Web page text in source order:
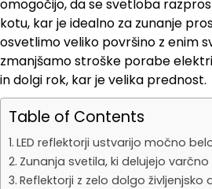
omogočijo, da se svetloba
kotu, kar je idealno za zunanje
osvetlimo veliko površino z enim
zmanjšamo stroške porabe
in dolgi rok, kar je velika prednost.
Table of Contents
LED reflektorji ustvarijo močno
Zunanja svetila, ki delujejo varčno
Reflektorji z zelo dolgo življenjsko